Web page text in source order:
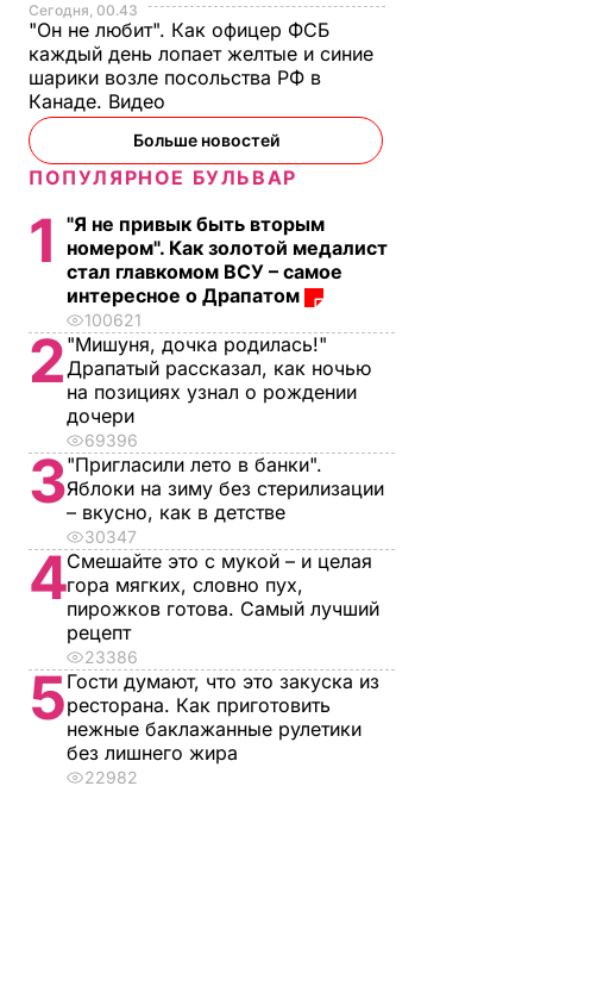
Сегодня, 00.43
"Он не любит". Как офицер ФСБ
каждый день лопает желтые и синие
шарики возле посольства РФ в
Канаде. Видео
Больше новостей
ПОПУЛЯРНОЕ БУЛЬВАР
1
"Я не привык быть вторым
номером". Как золотой медалист
стал главкомом ВСУ – самое
интересное о Драпатом
100621
2 "Мишуня, дочка родилась!"
Драпатый рассказал, как ночью
на позициях узнал о рождении
дочери
69396
3"Пригласили лето в банки".
Яблоки на зиму без стерилизации
– вкусно, как в детстве
30347
4Смешайте это с мукой – и целая
гора мягких, словно пух,
пирожков готова. Самый лучший
рецепт
23386
5Гости думают, что это закуска из
ресторана. Как приготовить
нежные баклажанные рулетики
без лишнего жира
22982